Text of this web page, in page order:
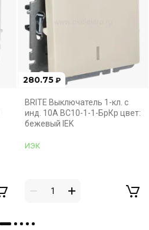
280.75 ₽
BRITE Выключатель 1-кл. с
инд. 10А ВС10-1-1-БрКр цвет:
бежевый IEK
ИЭК